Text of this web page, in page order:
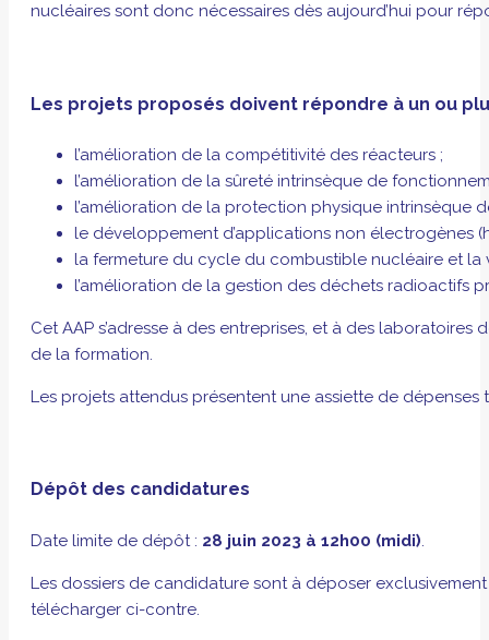
nucléaires sont donc nécessaires dès aujourd’hui pour
Les projets proposés doivent répondre à un ou
l’amélioration de la compétitivité des réacteurs ;
l’amélioration de la sûreté intrinsèque de
l’amélioration de la protection physique intrinsèque
le développement d’applications non électrogènes
la fermeture du cycle du combustible nucléaire et la
l’amélioration de la gestion des déchets radioactifs
Cet AAP s’adresse à des entreprises, et à des
de la formation.
Les projets attendus présentent une assiette de dépenses
Dépôt des candidatures
Date limite de dépôt : 28 juin 2023 à 12h00 (midi)
Les dossiers de candidature sont à déposer
télécharger ci-contre.